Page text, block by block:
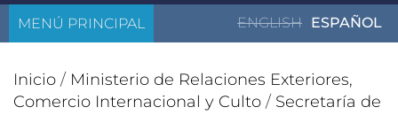
ENGLISH ESPAÑOL
MENÚ PRINCIPAL
Inicio / Ministerio de Relaciones Exteriores,
Comercio Internacional y Culto / Secretaría de